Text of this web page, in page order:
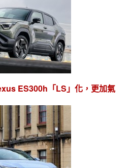
ES300h「LS」化，更加氣